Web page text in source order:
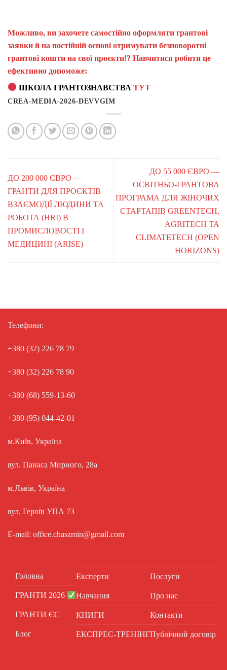
Можливо, ви захочете самостійно оформляти грантові
заявки й на постійній основі отримувати безповоротні
грантові кошти на свої проєкти!? Навчитися робити це
ефективно допоможе:
ШКОЛА ГРАНТОЗНАВСТВАТУТ
CREA-MEDIA-2026-DEVVGIM
ДО 200 000 ЄВРО —
ГРАНТИ ДЛЯ ПРОЄКТІВ
ВЗАЄМОДІЇ ЛЮДИНИ ТА
РОБОТА (HRI) В
ПРОМИСЛОВОСТІ І
МЕДИЦИНІ (ARISE)
ДО 55 000 ЄВРО —
ОСВІТНЬО-ГРАНТОВА
ПРОГРАМА ДЛЯ ЖІНОЧИХ
СТАРТАПІВ GREENTECH,
AGRITECH ТА
CLIMATETECH (OPEN
HORIZONS)
Телефони:
+380 (32) 226 78 79
+380 (32) 226 78 90
+380 (68) 559-13-60
+380 (95) 044-42-01
м.Київ, Україна
вул. Панаса Мирного, 28а
м.Львів, Україна
вул. Героїв УПА 73
E-mail: office.chaszmin@gmail.com
Головна
ГРАНТИ 2026
ГРАНТИ ЄС
Блог
Експерти
Навчання
КНИГИ
ЕКСПРЕС-ТРЕНІНГ
Послуги
Про нас
Контакти
Публічний договір